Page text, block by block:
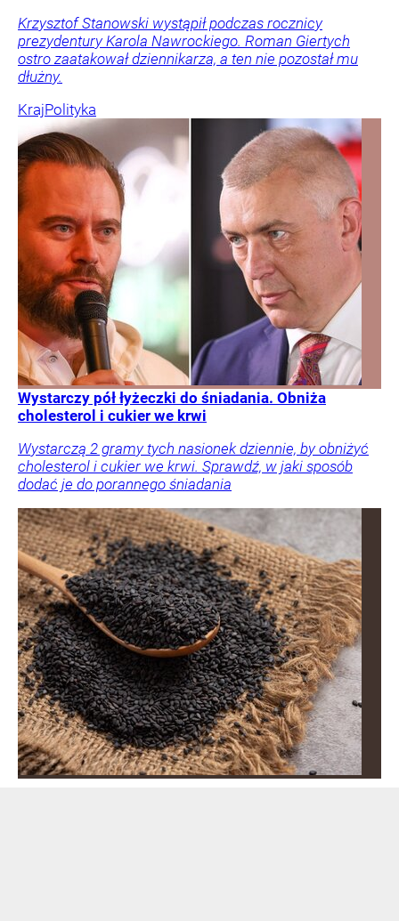
Krzysztof Stanowski wystąpił podczas rocznicy
prezydentury Karola Nawrockiego. Roman Giertych
ostro zaatakował dziennikarza, a ten nie pozostał mu
dłużny.
KrajPolityka
Wystarczy pół łyżeczki do śniadania. Obniża
cholesterol i cukier we krwi
Wystarczą 2 gramy tych nasionek dziennie, by obniżyć
cholesterol i cukier we krwi. Sprawdź, w jaki sposób
dodać je do porannego śniadania